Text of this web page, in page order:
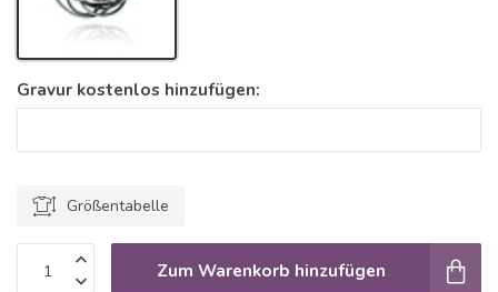
Gravur kostenlos hinzufügen:
Größentabelle
Zum Warenkorb hinzufügen